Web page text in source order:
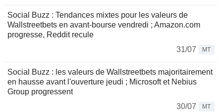
Social Buzz : Tendances mixtes pour les valeurs de
Wallstreetbets en avant-bourse vendredi ; Amazon.com
progresse, Reddit recule
31/07
MT
Social Buzz : les valeurs de Wallstreetbets majoritairement
en hausse avant l'ouverture jeudi ; Microsoft et Nebius
Group progressent
30/07
MT